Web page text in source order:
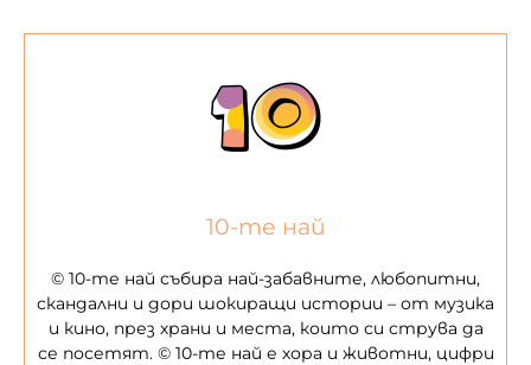
10-те най
© 10-те най събира най-забавните, любопитни,
скандални и дори шокиращи истории – от музика
и кино, през храни и места, които си струва да
се посетят. © 10-те най е хора и животни, цифри